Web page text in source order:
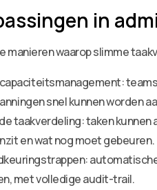
in
manieren waarop slimme
snel kunnen worden
taakverdeling: taken kunnen
en wat nog moet gebeuren.
met volledige audit-trail.